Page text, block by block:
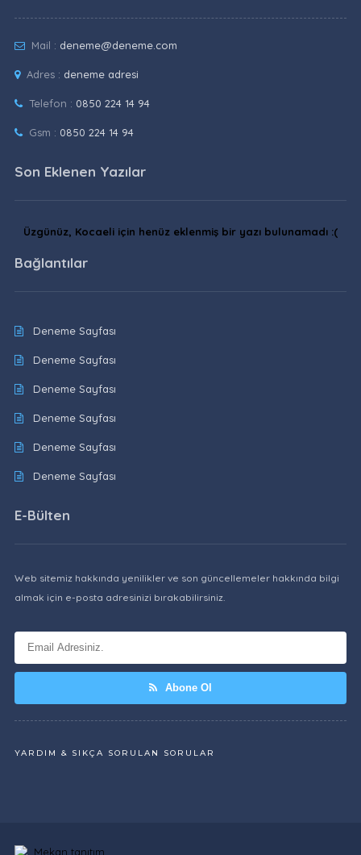
Mail : deneme@deneme.com
Adres : deneme adresi
Telefon : 0850 224 14 94
Gsm : 0850 224 14 94
Son Eklenen Yazılar
Üzgünüz, Kocaeli için henüz eklenmiş bir yazı bulunamadı :(
Bağlantılar
Deneme Sayfası
Deneme Sayfası
Deneme Sayfası
Deneme Sayfası
Deneme Sayfası
Deneme Sayfası
E-Bülten
Web sitemiz hakkında yenilikler ve son güncellemeler hakkında bilgi
almak için e-posta adresinizi bırakabilirsiniz.
Abone Ol
YARDIM & SIKÇA SORULAN SORULAR